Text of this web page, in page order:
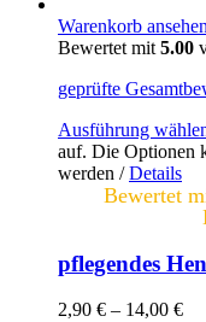
Warenkorb ansehen
Bewertet mit 5.00
geprüfte
Ausführung
auf. Die Optionen
werden / Details
Bewertet
pflegendes
2,90 € – 14,00 €